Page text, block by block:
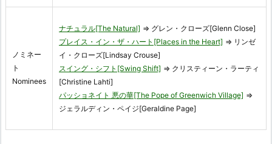
ノミネー
ト
Nominees
ナチュラル[The Natural] ⇒ グレン・クローズ[Glenn Close]
プレイス・イン・ザ・ハート[Places in the Heart] ⇒ リンゼ
イ・クローズ[Lindsay Crouse]
スイング・シフト[Swing Shift] ⇒ クリスティーン・ラーティ
[Christine Lahti]
パッショネイト 悪の華[The Pope of Greenwich Village] ⇒
ジェラルディン・ペイジ[Geraldine Page]